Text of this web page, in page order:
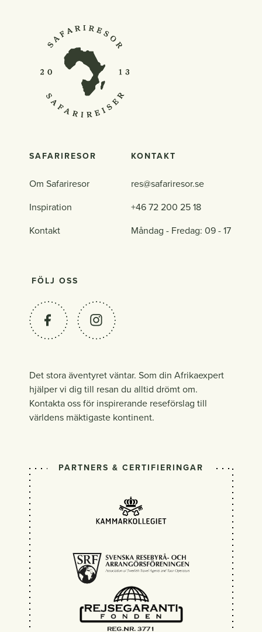
SAFARIRESOR
Om Safariresor
Inspiration
Kontakt
KONTAKT
res@safariresor.se
+46 72 200 25 18
Måndag - Fredag: 09 - 17
FÖLJ OSS
Det stora äventyret väntar. Som din Afrikaexpert
hjälper vi dig till resan du alltid drömt om.
Kontakta oss för inspirerande reseförslag till
världens mäktigaste kontinent.
PARTNERS & CERTIFIERINGAR